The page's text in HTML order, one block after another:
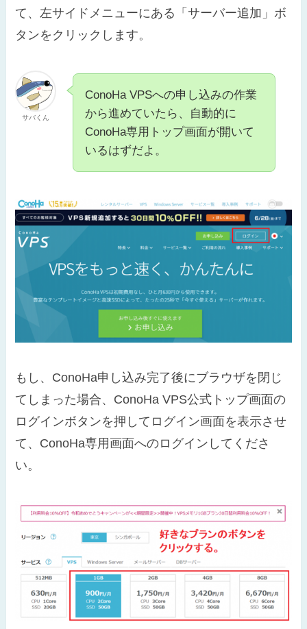
て、左サイドメニューにある「サーバー追加」ボ
タンをクリックします。
サバくん
ConoHa VPSへの申し込みの作業
から進めていたら、自動的に
ConoHa専用トップ画面が開いて
いるはずだよ。
もし、ConoHa申し込み完了後にブラウザを閉じ
てしまった場合、ConoHa VPS公式トップ画面の
ログインボタンを押してログイン画面を表示させ
て、ConoHa専用画面へのログインしてくださ
い。